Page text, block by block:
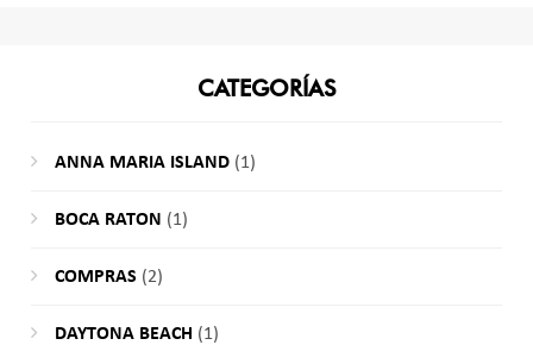
CATEGORÍAS
ANNA MARIA ISLAND(1)
BOCA RATON (1)
COMPRAS (2)
DAYTONA BEACH (1)